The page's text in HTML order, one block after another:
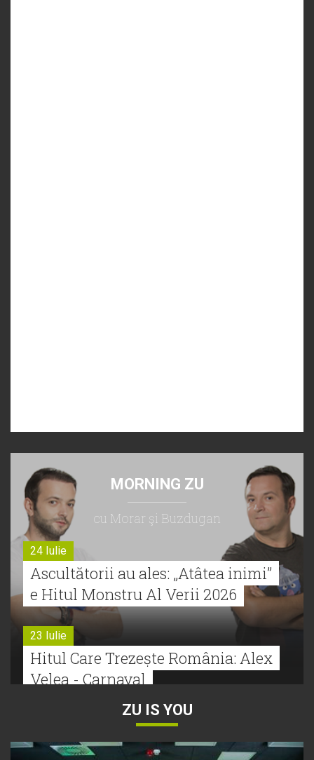
MORNING ZU
cu Morar şi Buzdugan
24 Iulie
Ascultătorii au ales: „Atâtea inimi”
e Hitul Monstru Al Verii 2026
23 Iulie
Hitul Care Trezește România: Alex
Velea - Carnaval
Bătălie strânsă la Hitul Monstru Al
ZU IS YOU